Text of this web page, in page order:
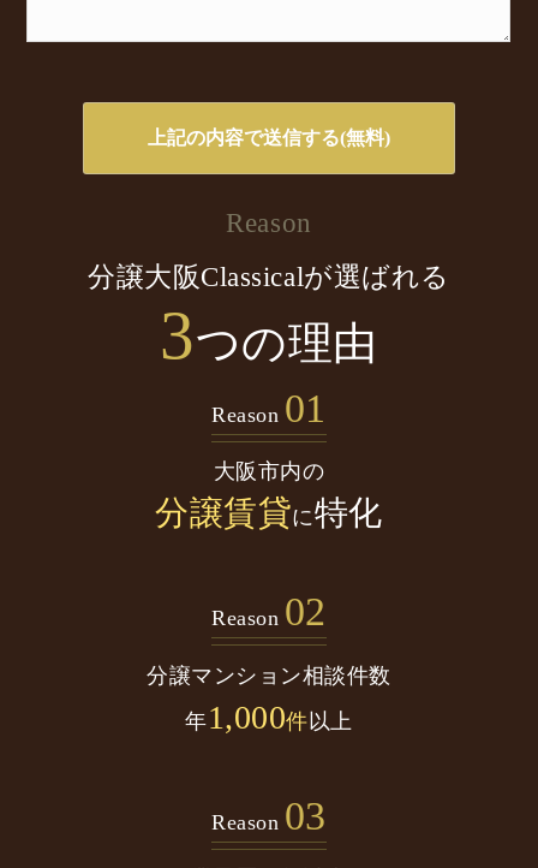
Reason
分譲大阪Classicalが選ばれる
3つの理由
Reason 01
大阪市内の
分譲賃貸に特化
Reason 02
分譲マンション相談件数
年1,000件 以上
Reason 03